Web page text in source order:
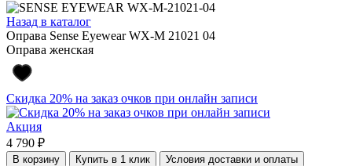
Назад в каталог
Оправа Sense Eyewear WX-M 21021 04
Оправа женская
Скидка 20% на заказ очков при онлайн записи
Акция
4 790 ₽
В корзину Купить в 1 клик Условия доставки и оплаты